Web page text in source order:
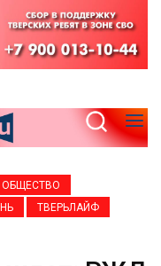
ОБЩЕСТВО
ТВЕРЬЛАЙФ